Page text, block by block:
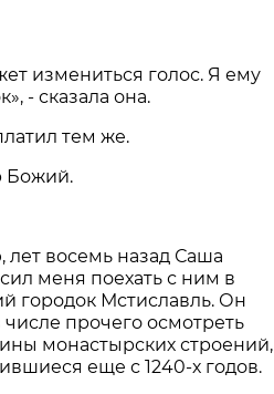
измениться голос. Я ему
- сказала она.
тем же.
Божий.
восемь назад Саша
меня поехать с ним в
городок Мстиславль. Он
числе прочего осмотреть
монастырских строений,
еще с 1240-х годов.